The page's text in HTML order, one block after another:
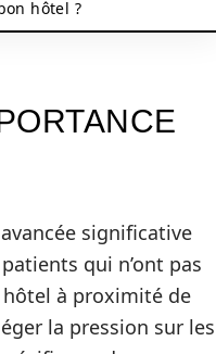
hôtel ?
significative
qui n’ont pas
hôtel à proximité de
la pression sur les